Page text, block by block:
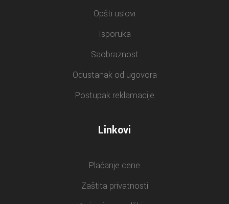
Opšti uslovi
Isporuka
Saobraznost
Odustanak od ugovora
Postupak reklamacije
Linkovi
Plaćanje cene
Zaštita privatnosti